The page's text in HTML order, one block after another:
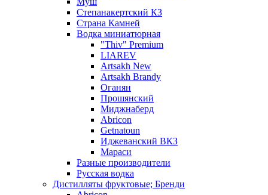
Степанакертский КЗ
Страна Камней
Водка миниатюрная
"Thiv" Premium
LIAREV
Artsakh New
Artsakh Brandy
Оганян
Прошянский
Миджнаберд
Abricon
Getnatoun
Иджеванский ВКЗ
Мараси
Разные производители
Русская водка
Дистилляты фруктовые; Бренди